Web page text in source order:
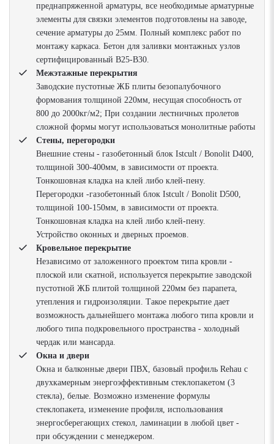
преднапряженной арматуры, все необходимые арматурные
элементы для связки элементов подготовлены на заводе,
сечение арматуры до 25мм. Полный комплекс работ по
монтажу каркаса. Бетон для заливки монтажных узлов
сертифицированный В25-В30.
Межэтажные перекрытия
Заводские пустотные ЖБ плиты безопалубочного
формования толщиной 220мм, несущая способность от
800 до 2000кг/м2; При создании лестничных пролетов
сложной формы могут использоваться монолитные работы
Стены, перегородки
Внешние стены - газобетонный блок Istcult / Bonolit D400,
толщиной 300-400мм, в зависимости от проекта.
Тонкошовная кладка на клей либо клей-пену.
Перегородки -газобетонный блок Istcult / Bonolit D500,
толщиной 100-150мм, в зависимости от проекта.
Тонкошовная кладка на клей либо клей-пену.
Устройство оконных и дверных проемов.
Кровельное перекрытие
Независимо от заложенного проектом типа кровли -
плоской или скатной, используется перекрытие заводской
пустотной ЖБ плитой толщиной 220мм без парапета,
утепления и гидроизоляции. Такое перекрытие дает
возможность дальнейшего монтажа любого типа кровли и
любого типа подкровельного пространства - холодный
чердак или мансарда.
Окна и двери
Окна и балконные двери ПВХ, базовый профиль Rehau с
двухкамерным энергоэффективным стеклопакетом (3
стекла), белые. Возможно изменение формулы
стеклопакета, изменение профиля, использования
энергосберегающих стекол, ламинации в любой цвет -
при обсуждении с менеджером.